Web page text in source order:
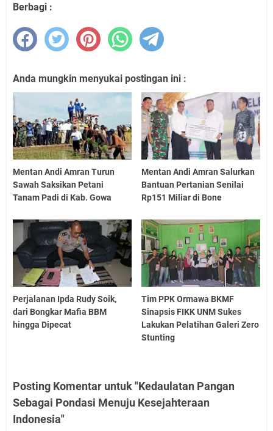
Berbagi :
Anda mungkin menyukai postingan ini :
Mentan Andi Amran Turun
Sawah Saksikan Petani
Tanam Padi di Kab. Gowa
Mentan Andi Amran Salurkan
Bantuan Pertanian Senilai
Rp151 Miliar di Bone
Perjalanan Ipda Rudy Soik,
dari Bongkar Mafia BBM
hingga Dipecat
Tim PPK Ormawa BKMF
Sinapsis FIKK UNM Sukes
Lakukan Pelatihan Galeri Zero
Stunting
Posting Komentar untuk "Kedaulatan Pangan
Sebagai Pondasi Menuju Kesejahteraan
Indonesia"